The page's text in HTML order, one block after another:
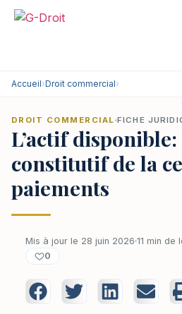
Accueil›Droit commercial›
DROIT COMMERCIAL FICHE
L’actif
constitutif de la
paiements
Mis à jour le 28 juin 2026 11 min de
0